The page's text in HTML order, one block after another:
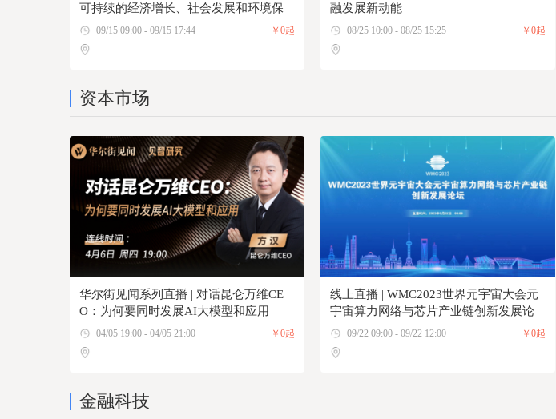
可持续的经济增长、社会发展和环境保
护
09/15 09:00 - 09/15 17:44 ￥0起
融发展新动能
08/25 10:00 - 08/25 15:25 ￥0起
资本市场
华尔街见闻系列直播 | 对话昆仑万维CE
O：为何要同时发展AI大模型和应用
04/05 19:00 - 04/05 21:00 ￥0起
线上直播 | WMC2023世界元宇宙大会元
宇宙算力网络与芯片产业链创新发展论
坛
09/22 09:00 - 09/22 12:00 ￥0起
金融科技